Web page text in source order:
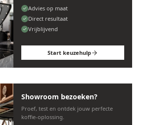
Advies op maat
Direct resultaat
Vrijblijvend
Start keuzehulp
Showroom bezoeken?
Proef, test en ontdek jouw perfecte
koffie-oplossing.